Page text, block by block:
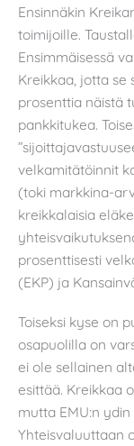
Ensinnäkin
toimijoille.
Ensimmäisessä
Kreikkaa, jotta se
prosenttia näistä
pankkitukea.
velkamitätöinnit
(toki markkina-
kreikkalaisia
prosenttisesti
(EKP) ja
Toiseksi kyse on
osapuolilla on
ei ole sellainen
esittää. Kreikkaa
mutta EMU:n
Yhteisvaluuttaan